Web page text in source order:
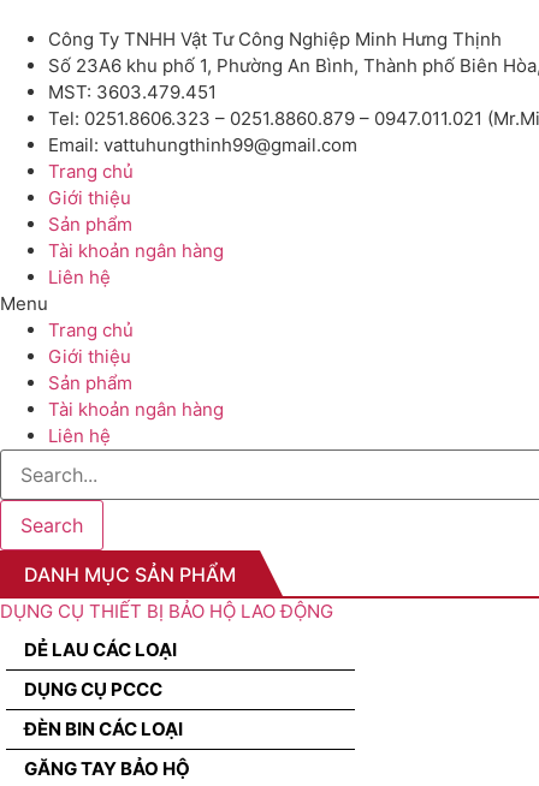
Công Ty TNHH Vật Tư Công Nghiệp Minh Hưng Thịnh
Số 23A6 khu phố 1, Phường An Bình, Thành phố Biên
MST: 3603.479.451
Tel: 0251.8606.323 – 0251.8860.879 – 0947.011.021
Email: vattuhungthinh99@gmail.com
Trang chủ
Giới thiệu
Sản phẩm
Tài khoản ngân hàng
Liên hệ
Menu
Trang chủ
Giới thiệu
Sản phẩm
Tài khoản ngân hàng
Liên hệ
Search
DANH MỤC SẢN PHẨM
DỤNG CỤ THIẾT BỊ BẢO HỘ LAO ĐỘNG
DẺ LAU CÁC LOẠI
DỤNG CỤ PCCC
ĐÈN BIN CÁC LOẠI
GĂNG TAY BẢO HỘ